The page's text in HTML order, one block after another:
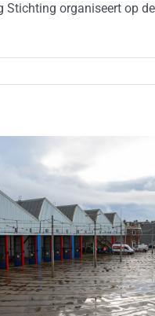
Stichting organiseert op